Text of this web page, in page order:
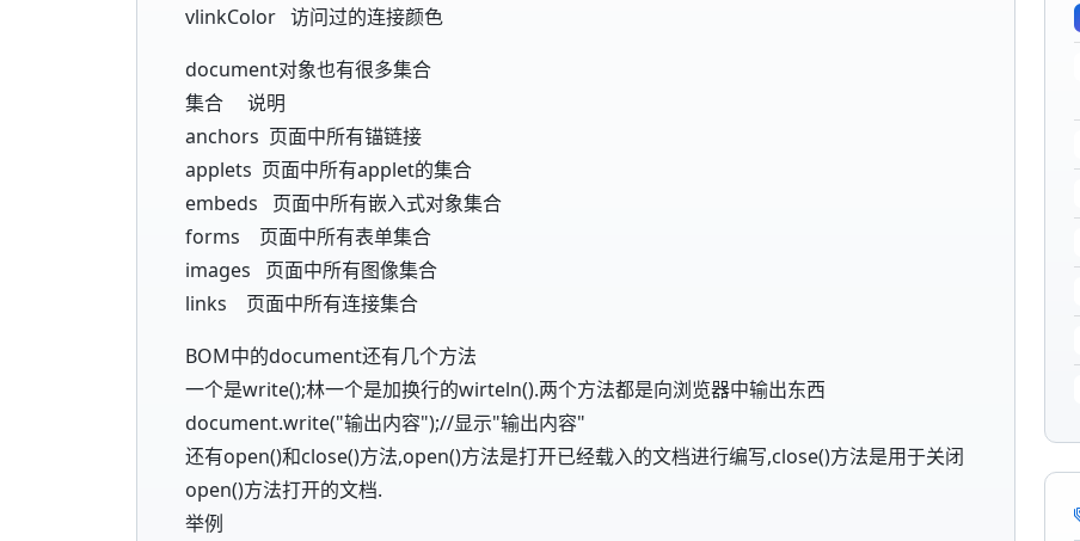
vlinkColor 访问过的连接颜色
document对象也有很多集合
集合 说明
anchors 页面中所有锚链接
applets 页面中所有applet的集合
embeds 页面中所有嵌入式对象集合
forms 页面中所有表单集合
images 页面中所有图像集合
links 页面中所有连接集合
BOM中的document还有几个方法
一个是write();林一个是加换行的wirteln().两个方法都是向浏览器中输出东西
document.write("输出内容");//显示"输出内容"
还有open()和close()方法,open()方法是打开已经载入的文档进行编写,close()方法是用于关闭
open()方法打开的文档.
举例